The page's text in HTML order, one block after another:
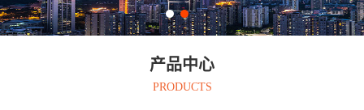
产品中心
PRODUCTS